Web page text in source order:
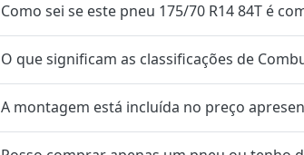
Como sei se este pneu 175/70 R14 84T é
O que significam as classificações de
A montagem está incluída no preço